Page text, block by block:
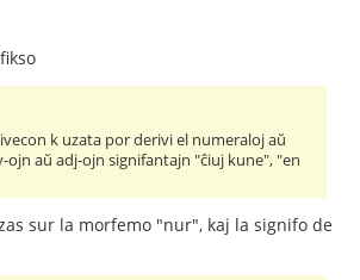
k uzata por derivi el numeraloj aŭ
aŭ adj-ojn signifantajn "ĉiuj kune", "en
sur la morfemo "nur", kaj la signifo de